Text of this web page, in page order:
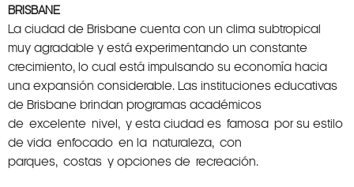
BRISBANE
La ciudad de Brisbane cuenta con un clima subtropical
muy agradable y está experimentando un constante
crecimiento, lo cual está impulsando su economía hacia
una expansión considerable. Las instituciones educativas
de Brisbane brindan programas académicos
de excelente nivel, y esta ciudad es famosa por su estilo
de vida enfocado en la naturaleza, con
parques, costas y opciones de recreación.